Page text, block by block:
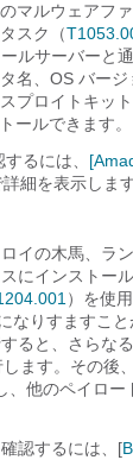
マルウェアフ
スク（
ルサーバーと
名、OS バー
プロイトキッ
ールできます。
るには、
細を表示します
イの木馬、ラ
にインストー
）を使
なりすますこ
ると、さらな
ます。その後
、他のペイロー
認するには、[